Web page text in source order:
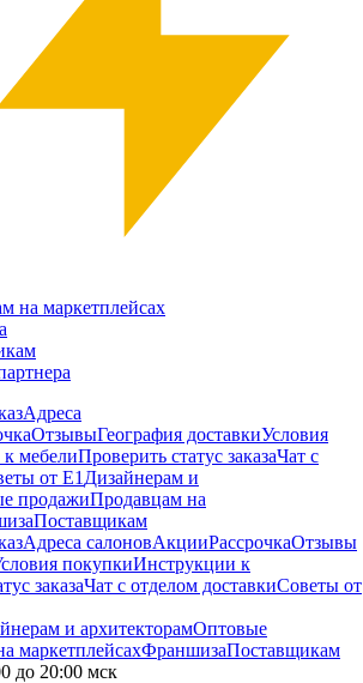
на маркетплейсах
Адреса
ОтзывыГеография доставкиУсловия
мебелиПроверить статус заказаЧат с
от Е1 Дизайнерам и
продажиПродавцам на
Поставщикам
Адреса салоновАкцииРассрочкаОтзывы
покупкиИнструкции к
заказаЧат с отделом доставкиСоветы от
и архитекторамОптовые
маркетплейсахФраншизаПоставщикам
до 20:00 мск